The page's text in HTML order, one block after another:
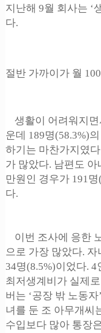
지난해 9월 회사는 ‘
다.
절반 가까이가 월
생활이 어려워지
운데 189명(58.3%)
하기는 마찬가지였
가 많았다. 남편도
만원인 경우가 191
다.
이번 조사에 응한
으로 가장 많았다.
34명(8.5%)이었다.
최저생계비가 실제
버는 ‘공장 밖 노동
녀를 둔 조 아무개씨
수입보다 많아 통장